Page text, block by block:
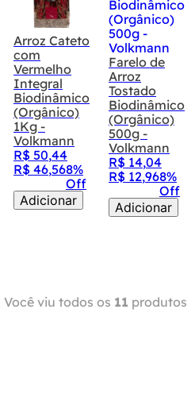
Arroz Cateto
com
Vermelho
Integral
Biodinâmico
(Orgânico)
1Kg -
Volkmann
R$ 50,44
R$ 46,568%
Off
Adicionar
Farelo de
Arroz
Tostado
Biodinâmico
(Orgânico)
500g -
Volkmann
R$ 14,04
R$ 12,968%
Off
Adicionar
Você viu todos os 11 produtos